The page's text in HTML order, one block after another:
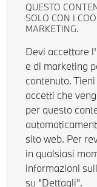
QUESTO
SOLO CON I
MARKETING.
Devi accettare
e di marketing
contenuto.
accetti che
per questo
sito web. Per
in qualsiasi
informazioni
su "Dettagli".